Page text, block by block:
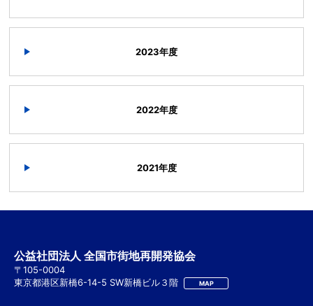
2023年度
2022年度
2021年度
公益社団法人 全国市街地再開発協会
〒105-0004
東京都港区新橋6-14-5 SW新橋ビル３階
MAP